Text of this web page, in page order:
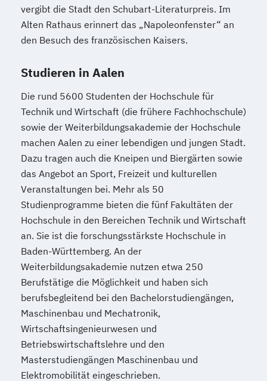
vergibt die Stadt den Schubart-Literaturpreis. Im
Alten Rathaus erinnert das „Napoleonfenster“ an
den Besuch des französischen Kaisers.
Studieren in Aalen
Die rund 5600 Studenten der Hochschule für
Technik und Wirtschaft (die frühere Fachhochschule)
sowie der Weiterbildungsakademie der Hochschule
machen Aalen zu einer lebendigen und jungen Stadt.
Dazu tragen auch die Kneipen und Biergärten sowie
das Angebot an Sport, Freizeit und kulturellen
Veranstaltungen bei. Mehr als 50
Studienprogramme bieten die fünf Fakultäten der
Hochschule in den Bereichen Technik und Wirtschaft
an. Sie ist die forschungsstärkste Hochschule in
Baden-Württemberg. An der
Weiterbildungsakademie nutzen etwa 250
Berufstätige die Möglichkeit und haben sich
berufsbegleitend bei den Bachelorstudiengängen,
Maschinenbau und Mechatronik,
Wirtschaftsingenieurwesen und
Betriebswirtschaftslehre und den
Masterstudiengängen Maschinenbau und
Elektromobilität eingeschrieben.